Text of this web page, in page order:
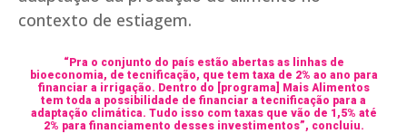
contexto de estiagem.
“Pra o conjunto do país estão abertas as linhas de
bioeconomia, de tecnificação, que tem taxa de 2% ao ano para
financiar a irrigação. Dentro do [programa] Mais Alimentos
tem toda a possibilidade de financiar a tecnificação para a
adaptação climática. Tudo isso com taxas que vão de 1,5% até
2% para financiamento desses investimentos”, concluiu.